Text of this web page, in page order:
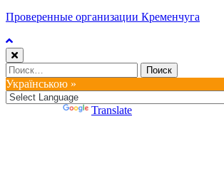
Проверенные организации Кременчуга
Найти:
Українською »
Translate